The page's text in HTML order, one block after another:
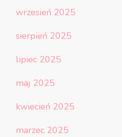
wrzesień 2025
sierpień 2025
lipiec 2025
maj 2025
kwiecień 2025
marzec 2025